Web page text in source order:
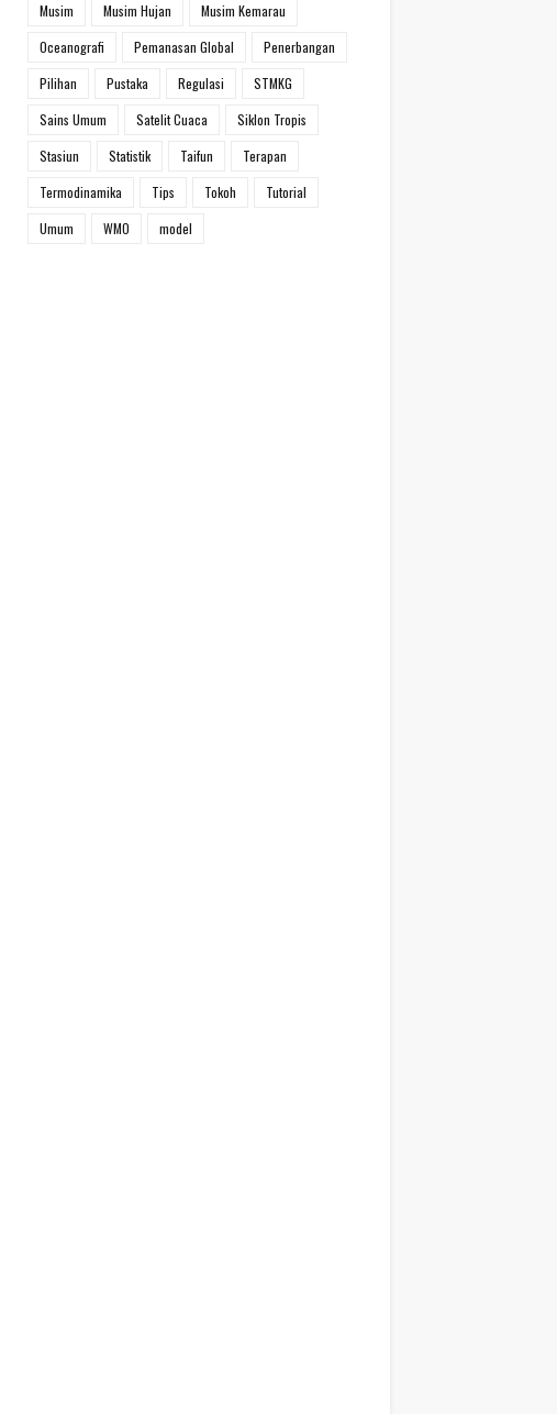
Musim
Musim Hujan
Musim Kemarau
Oceanografi
Pemanasan Global
Penerbangan
Pilihan
Pustaka Regulasi
STMKG
Sains Umum
Satelit Cuaca
Siklon Tropis
Stasiun
Statistik Taifun
Terapan
Termodinamika
Tips Tokoh
Tutorial
Umum
WMO model